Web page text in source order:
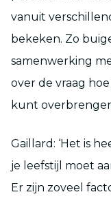
vanuit
bekeken. Zo
samenwerking
over de vraag
kunt
Gaillard: ‘Het is
je leefstijl moet
Er zijn zoveel